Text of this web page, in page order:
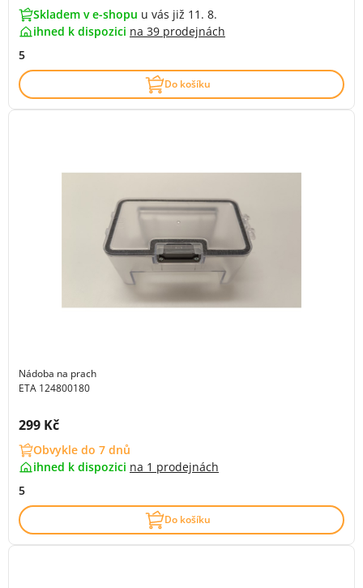
Skladem v e-shopu u vás již 11. 8.
ihned k dispozici na 39 prodejnách
5
Do košíku
Nádoba na prach
ETA 124800180
Cena s DPH:
299 Kč
Obvykle do 7 dnů
ihned k dispozici na 1 prodejnách
5
Do košíku